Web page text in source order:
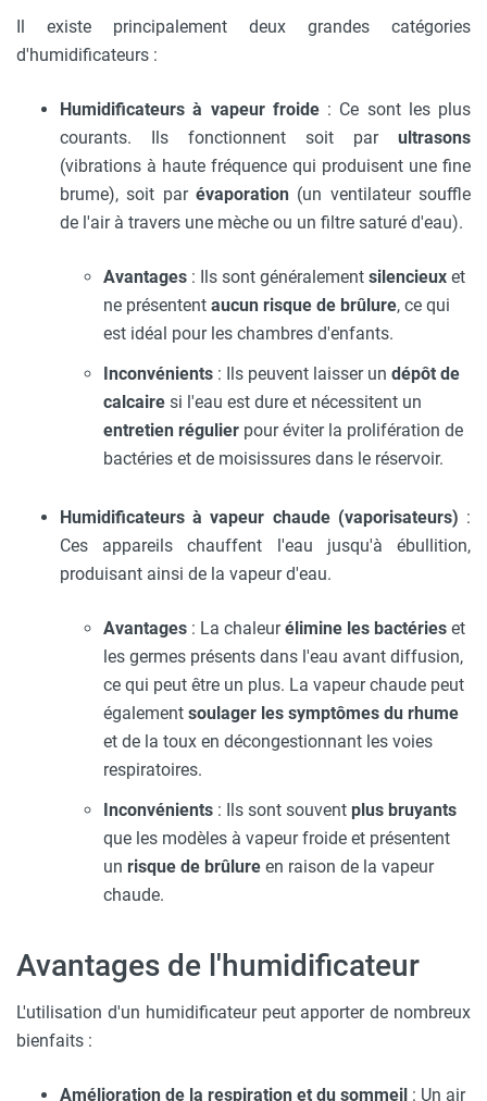
Il existe principalement deux grandes catégories
d'humidificateurs :
Humidificateurs à vapeur froide: Ce sont les plus
courants. Ils fonctionnent soit par ultrasons
(vibrations à haute fréquence qui produisent une fine
brume), soit par évaporation (un ventilateur souffle
de l'air à travers une mèche ou un filtre saturé d'eau).
Avantages : Ils sont généralement silencieux et
ne présentent aucun risque de brûlure, ce qui
est idéal pour les chambres d'enfants.
Inconvénients : Ils peuvent laisser un dépôt de
calcaire si l'eau est dure et nécessitent un
entretien régulier pour éviter la prolifération de
bactéries et de moisissures dans le réservoir.
Humidificateurs à vapeur chaude (vaporisateurs) :
Ces appareils chauffent l'eau jusqu'à ébullition,
produisant ainsi de la vapeur d'eau.
Avantages : La chaleurélimine les bactéries et
les germes présents dans l'eau avant diffusion,
ce qui peut être un plus. La vapeur chaude peut
également soulager les symptômes du rhume
et de la toux en décongestionnant les voies
respiratoires.
Inconvénients : Ils sont souvent plus bruyants
que les modèles à vapeur froide et présentent
un risque de brûlure en raison de la vapeur
chaude.
Avantages de l'humidificateur
L'utilisation d'un humidificateur peut apporter de nombreux
bienfaits :
Amélioration de la respiration et du sommeil : Un air